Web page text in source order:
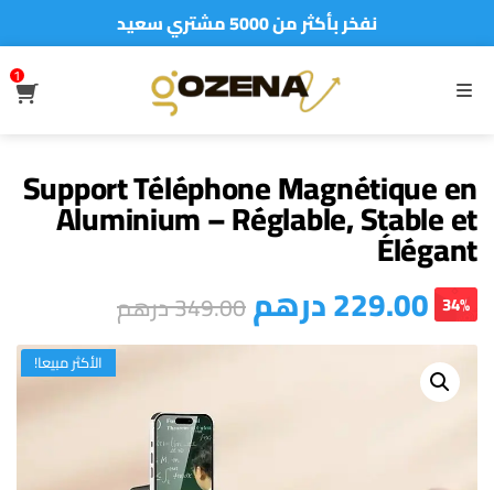
نفخر بأكثر من 5000 مشتري سعيد
MENU
1
Support Téléphone Magnétique en
Aluminium – Réglable, Stable et
Élégant
229.00درهم349.00درهم 34%
الأكثر مبيعا!